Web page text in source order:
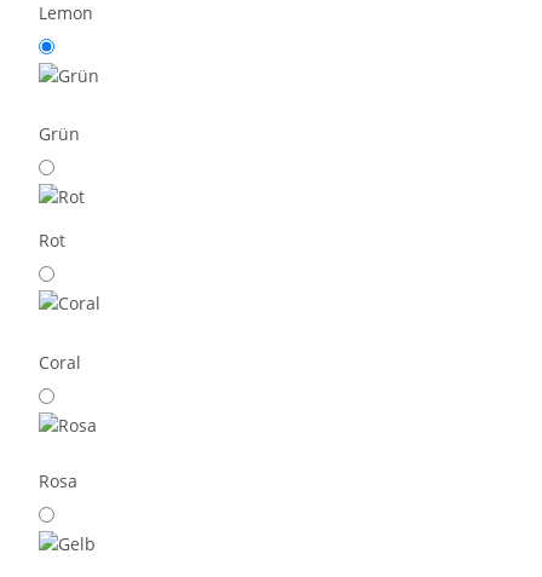
Lemon
Grün
Rot
Coral
Rosa